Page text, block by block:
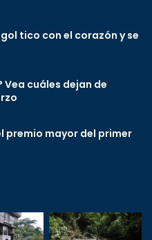
tico con el corazón y se
cuáles dejan de
premio mayor del primer